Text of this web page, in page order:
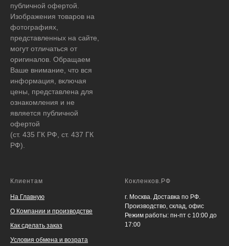
публичной офертой.
Изображения товаров на
фотографиях,
представленных на сайте,
могут отличаться от
оригиналов. Обращаем
Ваше внимание, что вся
информация, включая
цены, представлена для
ознакомления и не
является публичной
офертой
(ст. 435 ГК РФ, ст. 437 ГК
РФ).
Клиентам
На Главную
О Компании и производстве
Как сделать заказ
Условия обмена и возрата
Кокленков.РФ
г. Москва. Доставка по РФ.
Производство, склад, офис
Режим работы: пн-пт с 10:00 до
17:00